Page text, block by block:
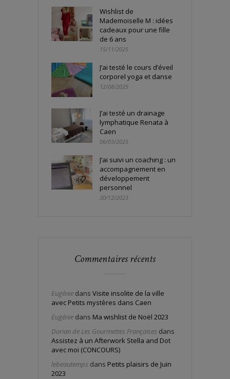
Wishlist de
Mademoiselle M : idées
cadeaux pour une fille
de 6 ans
15/11/2025
J’ai testé le cours d’éveil
corporel yoga et danse
12/08/2025
J’ai testé un drainage
lymphatique Renata à
Caen
06/03/2025
J’ai suivi un coaching : un
accompagnement en
développement
personnel
30/12/2023
Commentaires récents
Eugénie dans Visite insolite de la ville
avec Petits mystères dans Caen
Eugénie dans Ma wishlist de Noël 2023
Dorian de Les Gourmettes Françaises dans
Assistez à un Afterwork Stella and Dot
avec moi (CONCOURS)
lebeautemps dans Petits plaisirs de Juin
2023